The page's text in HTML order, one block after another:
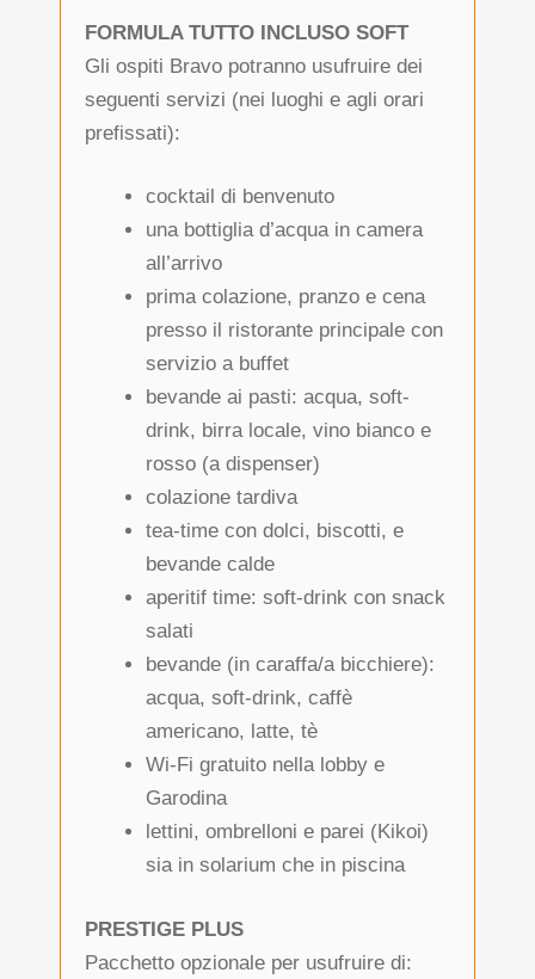
FORMULA TUTTO INCLUSO SOFT
Gli ospiti Bravo potranno usufruire dei
seguenti servizi (nei luoghi e agli orari
prefissati):
cocktail di benvenuto
una bottiglia d’acqua in camera
all’arrivo
prima colazione, pranzo e cena
presso il ristorante principale con
servizio a buffet
bevande ai pasti: acqua, soft-
drink, birra locale, vino bianco e
rosso (a dispenser)
colazione tardiva
tea-time con dolci, biscotti, e
bevande calde
aperitif time: soft-drink con snack
salati
bevande (in caraffa/a bicchiere):
acqua, soft-drink, caffè
americano, latte, tè
Wi-Fi gratuito nella lobby e
Garodina
lettini, ombrelloni e parei (Kikoi)
sia in solarium che in piscina
PRESTIGE PLUS
Pacchetto opzionale per usufruire di: